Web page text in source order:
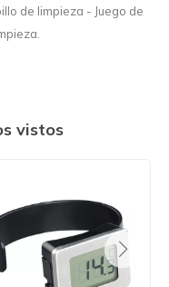
de limpieza - Juego de
vistos